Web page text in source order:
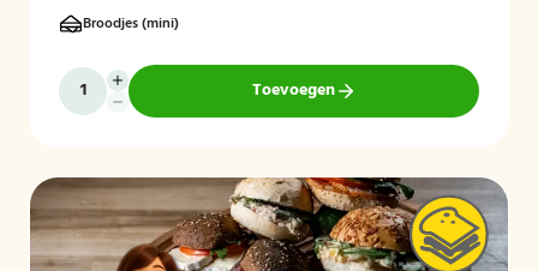
Broodjes (mini)
Toevoegen